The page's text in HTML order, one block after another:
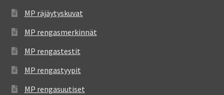
MP räjäytyskuvat
MP rengasmerkinnät
MP rengastestit
MP rengastyypit
MP rengasuutiset